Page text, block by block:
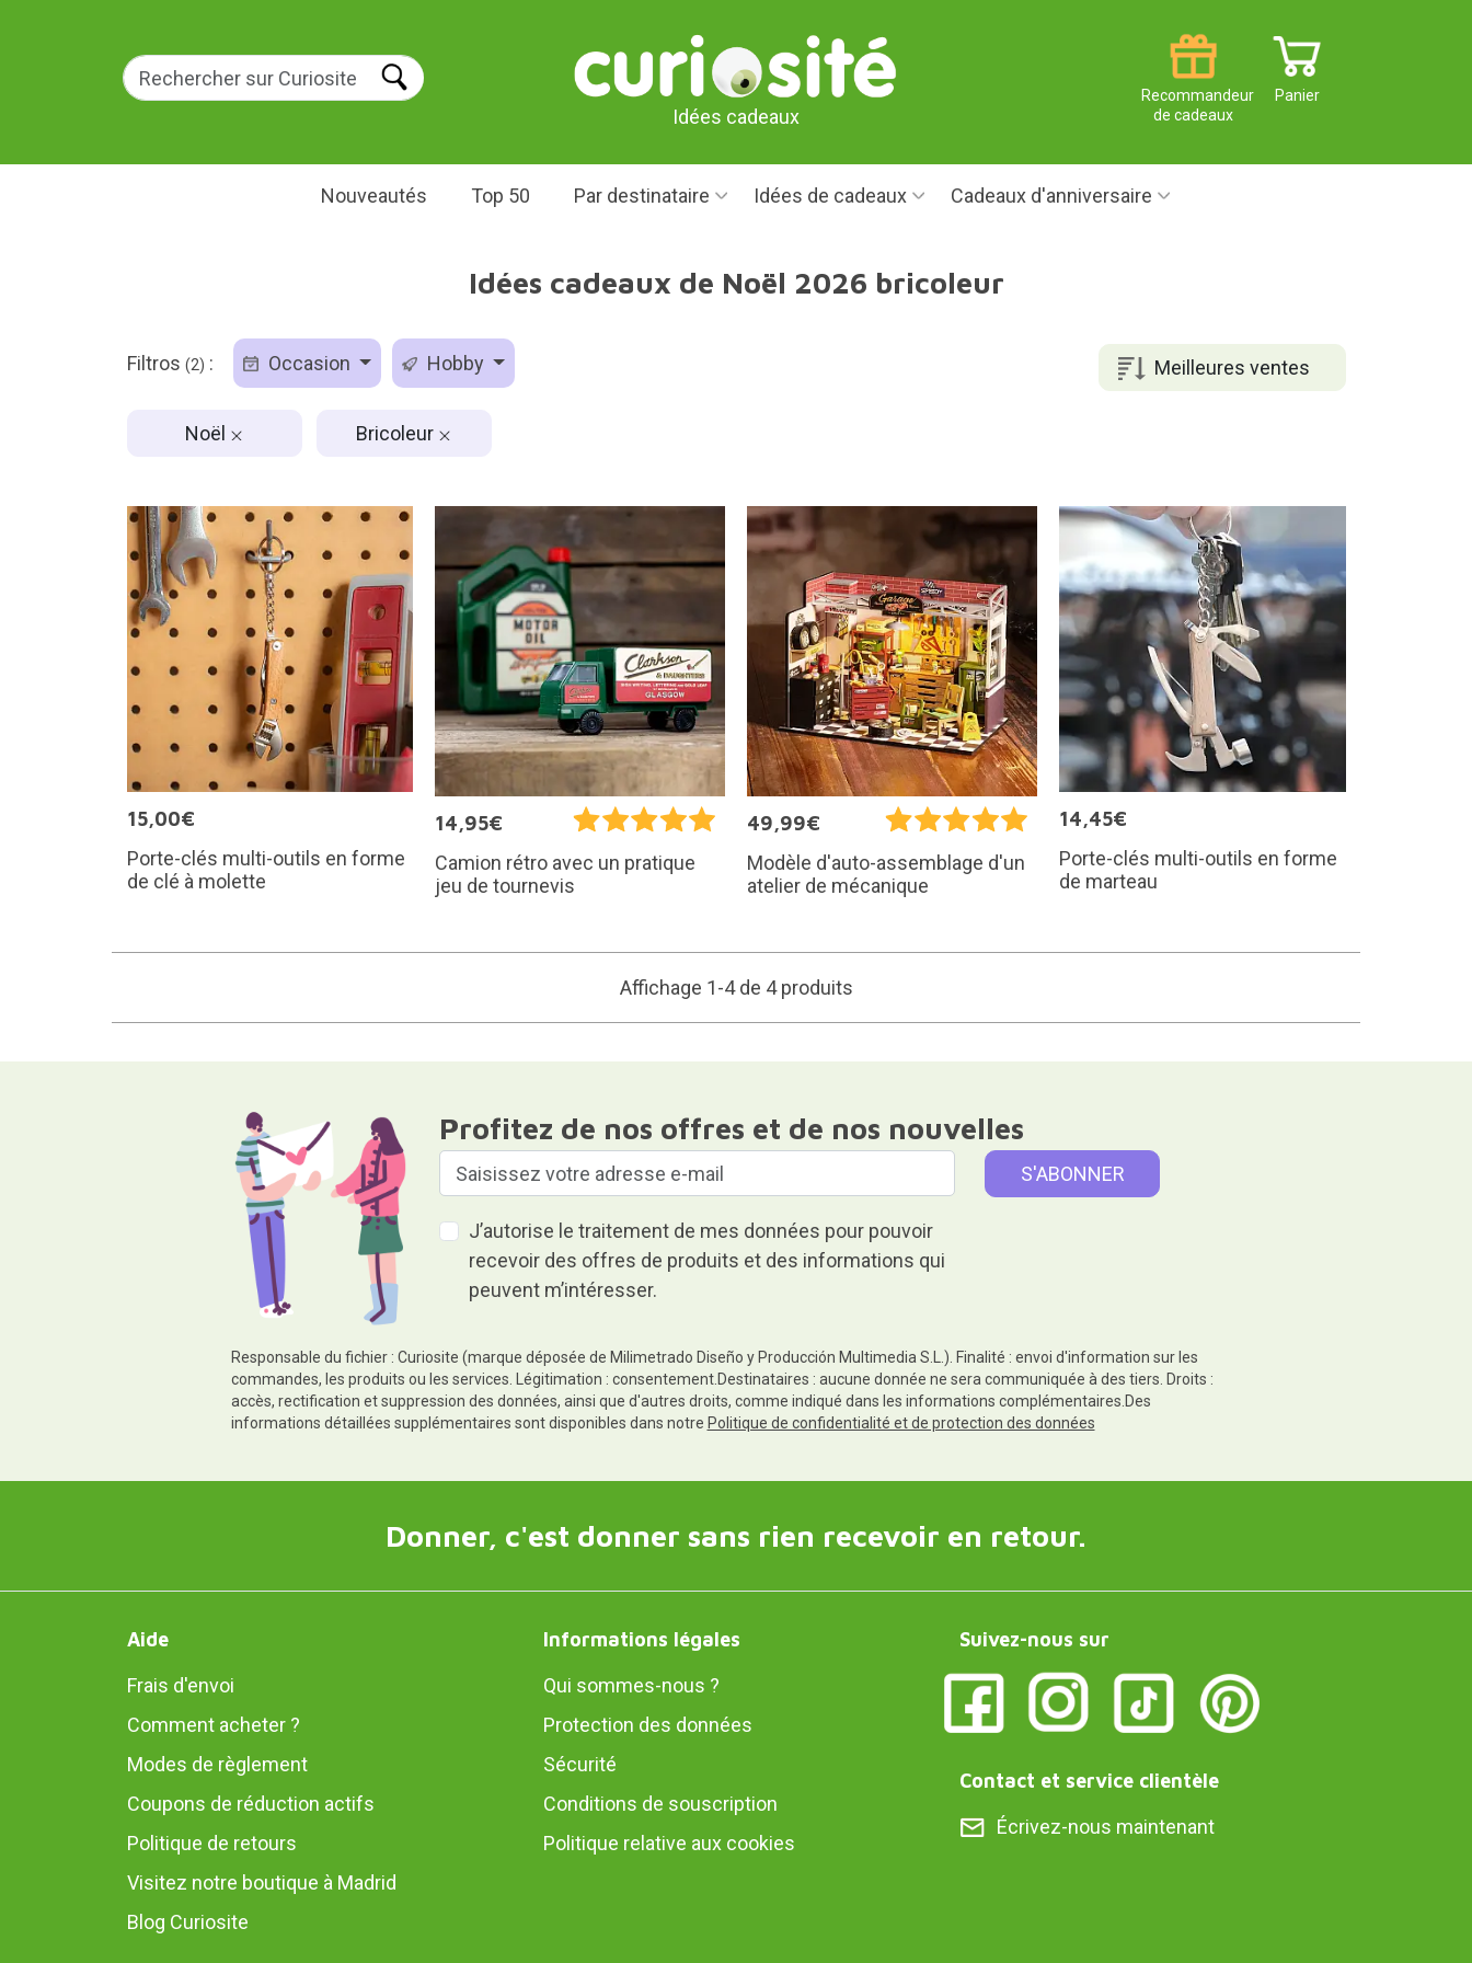
Idées cadeaux
Panier
Recommandeur
de cadeaux
Nouveautés Top 50 Par destinataire Idées de cadeaux Cadeaux d'anniversaire
Idées cadeaux de Noël 2026 bricoleur
Meilleures ventes
Filtros (2) : Occasion Hobby
Noël Bricoleur
15,00€
Porte-clés multi-outils en forme
de clé à molette
14,95€
Camion rétro avec un pratique
jeu de tournevis
49,99€
Modèle d'auto-assemblage d'un
atelier de mécanique
14,45€
Porte-clés multi-outils en forme
de marteau
Affichage 1-4 de 4 produits
Profitez de nos offres et de nos nouvelles
J’autorise le traitement de mes données pour pouvoir
recevoir des offres de produits et des informations qui
peuvent m’intéresser.
Responsable du fichier : Curiosite (marque déposée de Milimetrado Diseño y Producción Multimedia S.L.). Finalité : envoi d'information sur les
commandes, les produits ou les services. Légitimation : consentement.Destinataires : aucune donnée ne sera communiquée à des tiers. Droits :
accès, rectification et suppression des données, ainsi que d'autres droits, comme indiqué dans les informations complémentaires.Des
informations détaillées supplémentaires sont disponibles dans notre Politique de confidentialité et de protection des données
Donner, c'est donner sans rien recevoir en retour.
Aide
Frais d'envoi
Comment acheter ?
Modes de règlement
Coupons de réduction actifs
Politique de retours
Visitez notre boutique à Madrid
Blog Curiosite
Informations légales
Qui sommes-nous ?
Protection des données
Sécurité
Conditions de souscription
Politique relative aux cookies
Suivez-nous sur
Contact et service clientèle
Écrivez-nous maintenant